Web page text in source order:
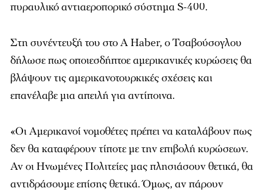
πυραυλικό αντιαεροπορικό σύστημα S-400.
Στη συνέντευξή του στο A Haber, ο Τσαβούσογλου
δήλωσε πως οποιεσδήπτοε αμερικανικές κυρώσεις θα
βλάψουν τις αμερικανοτουρκικές σχέσεις και
επανέλαβε μια απειλή για αντίποινα.
«Οι Αμερικανοί νομοθέτες πρέπει να καταλάβουν πως
δεν θα καταφέρουν τίποτε με την επιβολή κυρώσεων.
Αν οι Ηνωμένες Πολιτείες μας πλησιάσουν θετικά, θα
αντιδράσουμε επίσης θετικά. Όμως, αν πάρουν